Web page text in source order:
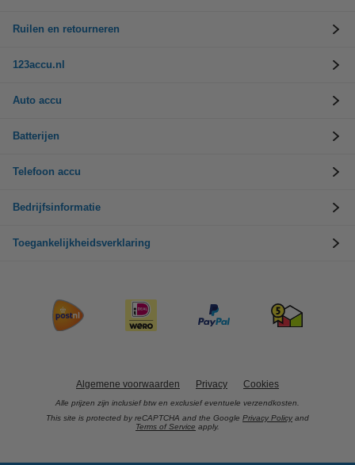
Ruilen en retourneren
123accu.nl
Auto accu
Batterijen
Telefoon accu
Bedrijfsinformatie
Toegankelijkheidsverklaring
Algemene voorwaarden Privacy Cookies
Alle prijzen zijn inclusief btw en exclusief eventuele verzendkosten.
This site is protected by reCAPTCHA and the Google Privacy Policy and
Terms of Service apply.